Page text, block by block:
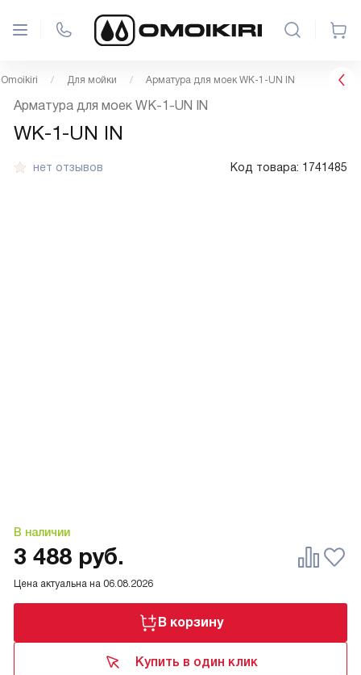
Для мойки Арматура для моек WK-1-UN IN
нет отзывов Код товара: 1741485
В наличии
Арматура для моек WK-1-UN IN
WK-1-UN IN
Цена актуальна на 06.08.2026
3 488 руб.
В корзину
Купить в один клик